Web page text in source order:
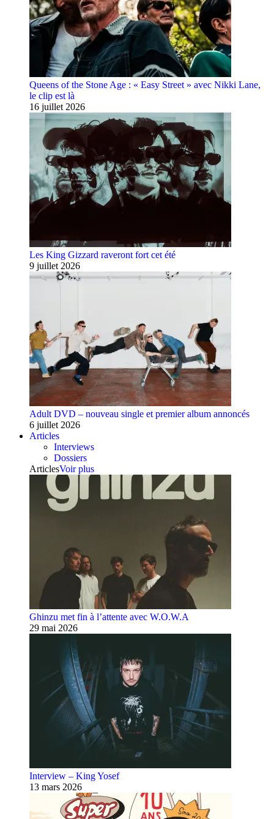
Queens of the Stone Age : « Easy Street » avec Nikki Lane,
le clip est là
16 juillet 2026
Les King Gizzard raveront fort cet été
9 juillet 2026
Adult DVD – nouveau single et premier album annoncés
6 juillet 2026
Articles
Interviews
Dossiers
ArticlesVoir plus
Ghinzu met fin à l’attente avec W.O.W.A
29 mai 2026
Interview – King Yosef
13 mars 2026